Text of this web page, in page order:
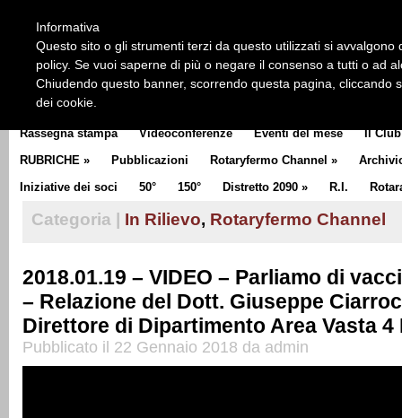
CLUB COMMUNICATOR
Rassegna stampa Videoconferenze Eventi del mese Il Club
RUBRICHE » Pubblicazioni Rotaryfermo Channel »
Iniziative dei soci
50° 150° Distretto 2090 » R.I.
Categoria | In Rilievo, Rotaryfermo Channel
2018.01.19 – VIDEO – Parliamo di
– Relazione del Dott. Giuseppe
Direttore di Dipartimento Area Vasta 4
Pubblicato il 22 Gennaio 2018 da admin
Informativa
Questo sito o gli strumenti terzi da questo utilizzati si
policy. Se vuoi saperne di più o negare il consenso a tutti o ad
Chiudendo questo banner, scorrendo questa pagina, cliccando
dei cookie.